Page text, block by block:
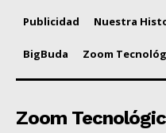
Publicidad Nuestra
BigBuda Zoom
Zoom